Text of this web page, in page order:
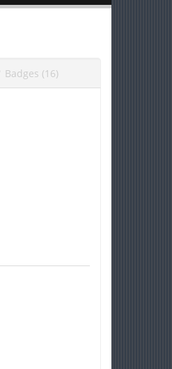
Badges (16)